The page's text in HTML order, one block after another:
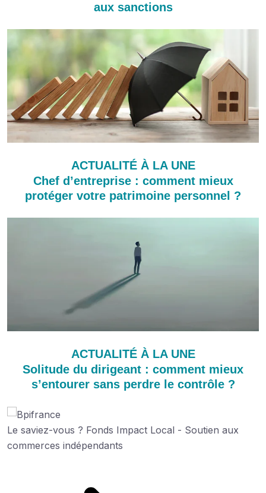
aux sanctions
ACTUALITÉ À LA UNE
Chef d’entreprise : comment mieux
protéger votre patrimoine personnel ?
ACTUALITÉ À LA UNE
Solitude du dirigeant : comment mieux
s’entourer sans perdre le contrôle ?
Le saviez-vous ? Fonds Impact Local - Soutien aux
commerces indépendants